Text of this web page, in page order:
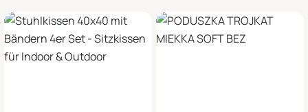
Stillzeit
Lagerungskissen ca.
60×42 cm